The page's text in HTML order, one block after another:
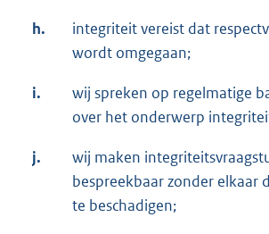
h.
integriteit vereist dat
wordt omgegaan;
i.
wij spreken op regelmatige
over het onderwerp
j.
wij maken
bespreekbaar zonder elkaar
te beschadigen;